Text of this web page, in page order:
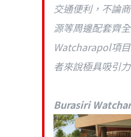
交通便利，不論
源等周邊配套齊
Watcharapol項
者來說極具吸引力
Burasiri